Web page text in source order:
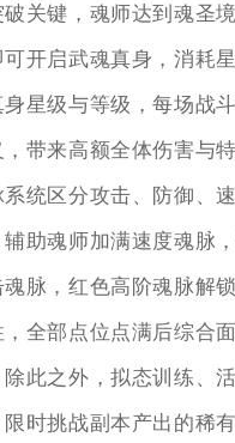
关键，魂师达到魂圣
开启武魂真身，消耗
星级与等级，每场战
带来高额全体伤害与
统区分攻击、防御、
助魂师加满速度魂脉
脉，红色高阶魂脉解
全部点位点满后综合
除此之外，拟态训练、
限时挑战副本产出的稀